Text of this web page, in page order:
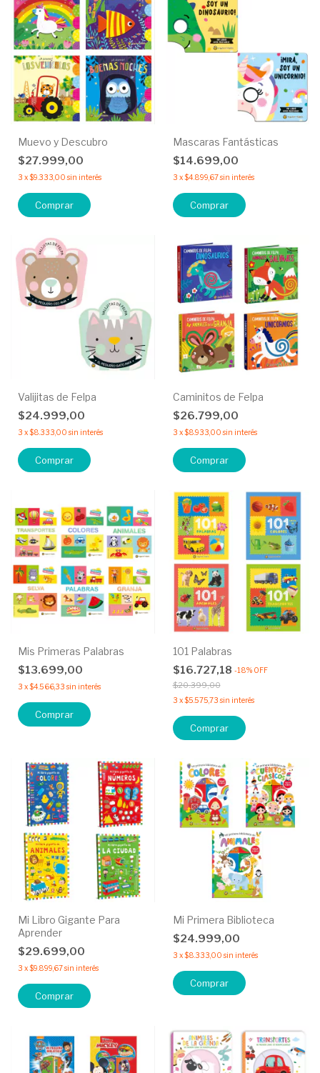
Muevo y Descubro
$27.999,00
3 x$9.333,00 sin interés
Comprar
Mascaras Fantásticas
$14.699,00
3 x$4.899,67sin interés
Comprar
Valijitas de Felpa
$24.999,00
3 x$8.333,00 sin interés
Comprar
Caminitos de Felpa
$26.799,00
3 x$8.933,00 sin interés
Comprar
Mis Primeras Palabras
$13.699,00
3 x$4.566,33 sin interés
Comprar
101 Palabras
$16.727,18 -18% OFF
$20.399,00
3 x$5.575,73 sin interés
Comprar
Mi Libro Gigante Para
Aprender
$29.699,00
3 x$9.899,67sin interés
Comprar
Mi Primera Biblioteca
$24.999,00
3 x$8.333,00 sin interés
Comprar